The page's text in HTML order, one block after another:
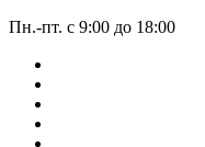
Пн.-пт. с 9:00 до 18:00